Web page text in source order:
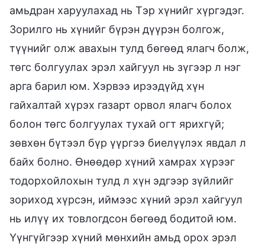
амьдран харуулахад нь Тэр хүнийг хүргэдэг.
Зорилго нь хүнийг бүрэн дүүрэн болгож,
түүнийг олж авахын тулд бөгөөд ялагч болж,
төгс болгуулах эрэл хайгуул нь зүгээр л нэг
арга барил юм. Хэрвээ ирээдүйд хүн
гайхалтай хүрэх газарт орвол ялагч болох
болон төгс болгуулах тухай огт ярихгүй;
зөвхөн бүтээл бүр үүргээ биелүүлэх явдал л
байх болно. Өнөөдөр хүний хамрах хүрээг
тодорхойлохын тулд л хүн эдгээр зүйлийг
зориход хүрсэн, иймээс хүний эрэл хайгуул
нь илүү их товлогдсон бөгөөд бодитой юм.
Үүнгүйгээр хүний мөнхийн амьд орох эрэл